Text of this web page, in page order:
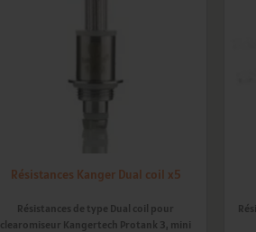
Résistances Kanger Dual coil x5
Résistances de type Dual coil pour
clearomiseur Kangertech Protank 3, mini